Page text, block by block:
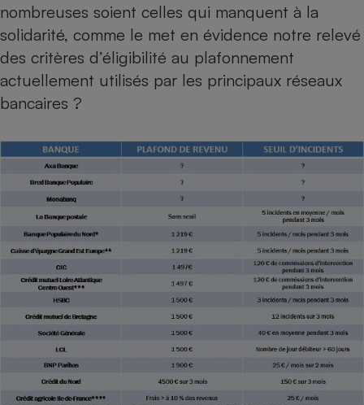
nombreuses soient celles qui manquent à la
solidarité, comme le met en évidence notre relevé
des critères d’éligibilité au plafonnement
actuellement utilisés par les principaux réseaux
bancaires ?
Robot ménager